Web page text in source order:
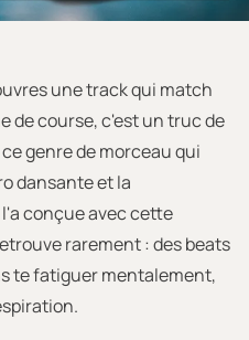
une track qui match
de course, c'est un truc de
genre de morceau qui
dansante et la
conçue avec cette
rarement : des beats
te fatiguer mentalement,